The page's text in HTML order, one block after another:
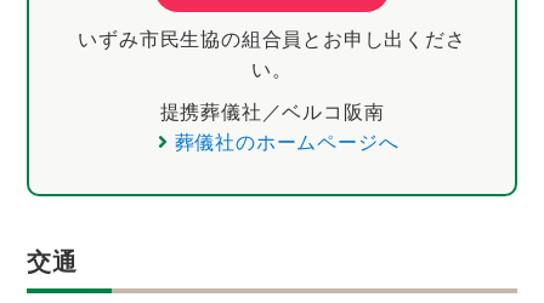
いずみ市民生協の組合員とお申し出くださ
い。
提携葬儀社／ベルコ阪南
葬儀社のホームページへ
交通